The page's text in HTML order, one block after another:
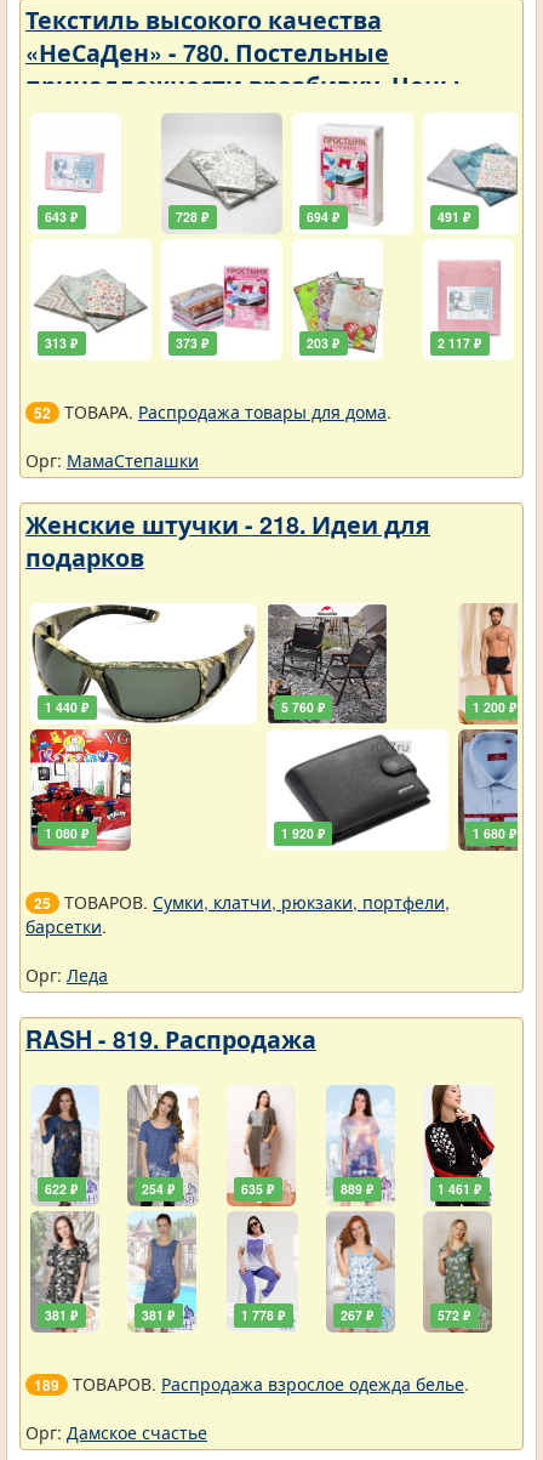
Текстиль высокого качества
«НеСаДен» - 780. Постельные
принадлежности вразбивку. Цены
упали
643 ₽
313 ₽
728 ₽
373 ₽
694 ₽
203 ₽
491 ₽
2 117 ₽
52 ТОВАРА. Распродажа товары для дома.
Орг: МамаСтепашки
Женские штучки - 218. Идеи для
подарков
1 440 ₽
1 080 ₽
5 760 ₽
1 920 ₽
1 200 ₽
1 680 ₽
25 ТОВАРОВ. Сумки, клатчи, рюкзаки, портфели,
барсетки.
Орг: Леда
RASH - 819. Распродажа
622 ₽
381 ₽
254 ₽
381 ₽
635 ₽
1 778 ₽
889 ₽
267 ₽
1 461 ₽
572 ₽
189 ТОВАРОВ. Распродажа взрослое одежда белье.
Орг: Дамское счастье